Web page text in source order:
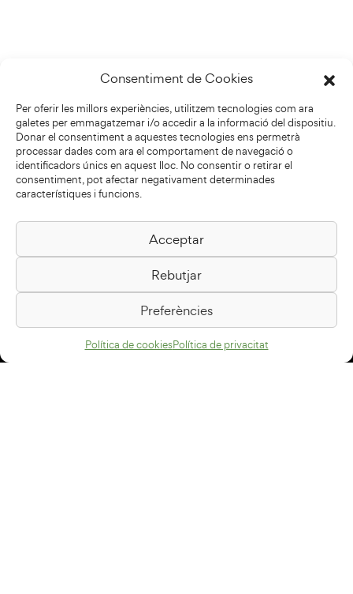
Consentiment de Cookies
Per oferir les millors experiències, utilitzem tecnologies com ara
galetes per emmagatzemar i/o accedir a la informació del dispositiu.
Donar el consentiment a aquestes tecnologies ens permetrà
processar dades com ara el comportament de navegació o
identificadors únics en aquest lloc. No consentir o retirar el
consentiment, pot afectar negativament determinades
característiques i funcions.
Acceptar
Rebutjar
Preferències
Política de cookiesPolítica de privacitat
Biblioteca Pilarin Bayés
Passeig de la Generalitat, 1
08500 Vic